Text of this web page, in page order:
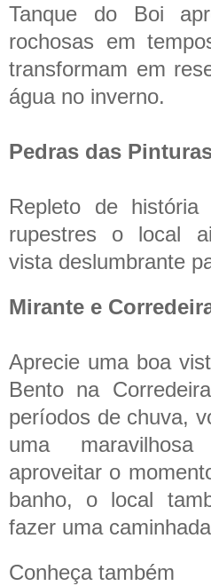
Tanque do Boi
rochosas em
transformam em
água no inverno.
Pedras das
Repleto de
rupestres o local
vista deslumbrante
Mirante e
Aprecie uma boa
Bento na
períodos de chuva,
uma
aproveitar o
banho, o local
fazer uma
Conheça também